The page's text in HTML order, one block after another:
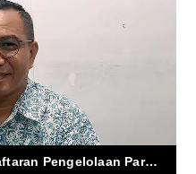
Pemkot Ambon Buka Pendaftaran Pengelolaan Parkir Tahun 2025